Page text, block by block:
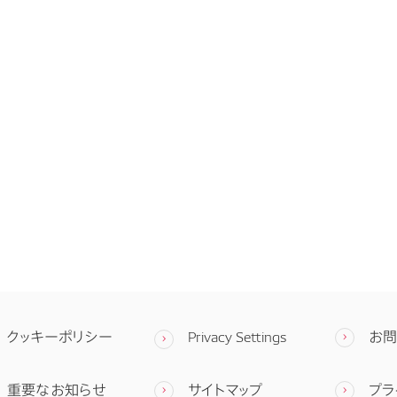
クッキーポリシー Privacy Settings お
重要なお知らせ サイトマップ プ